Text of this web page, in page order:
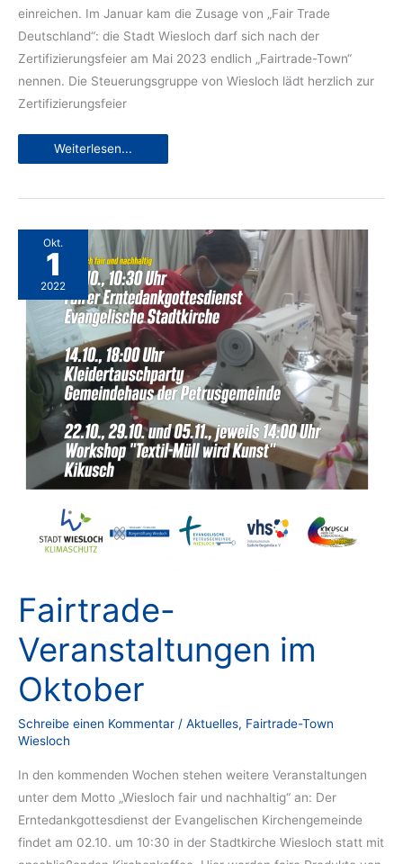
einreichen. Im Januar kam die Zusage von „Fair Trade
Deutschland“: die Stadt Wiesloch darf sich nach der
Zertifizierungsfeier am Mai 2023 endlich „Fairtrade-Town“
nennen. Die Steuerungsgruppe von Wiesloch lädt herzlich zur
Zertifizierungsfeier
Wir
Weiterlesen...
Okt.
1
2022
Fairtrade-
Veranstaltungen im
Oktober
Schreibe einen Kommentar / Aktuelles, Fairtrade-Town
Wiesloch
In den kommenden Wochen stehen weitere Veranstaltungen
unter dem Motto „Wiesloch fair und nachhaltig“ an: Der
Erntedankgottesdienst der Evangelischen Kirchengemeinde
findet am 02.10. um 10:30 in der Stadtkirche Wiesloch statt mit